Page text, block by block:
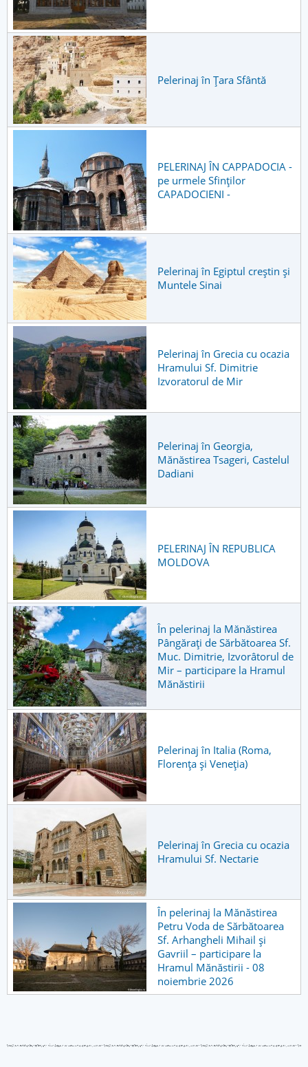
Pelerinaj în Țara Sfântă
PELERINAJ ÎN CAPPADOCIA -
pe urmele Sfinților
CAPADOCIENI -
Pelerinaj în Egiptul creştin şi
Muntele Sinai
Pelerinaj în Grecia cu ocazia
Hramului Sf. Dimitrie
Izvoratorul de Mir
Pelerinaj în Georgia,
Mănăstirea Tsageri, Castelul
Dadiani
PELERINAJ ÎN REPUBLICA
MOLDOVA
În pelerinaj la Mănăstirea
Pângărați de Sărbătoarea Sf.
Muc. Dimitrie, Izvorâtorul de
Mir – participare la Hramul
Mănăstirii
Pelerinaj în Italia (Roma,
Florența și Veneția)
Pelerinaj în Grecia cu ocazia
Hramului Sf. Nectarie
În pelerinaj la Mănăstirea
Petru Voda de Sărbătoarea
Sf. Arhangheli Mihail și
Gavriil – participare la
Hramul Mănăstirii - 08
noiembrie 2026